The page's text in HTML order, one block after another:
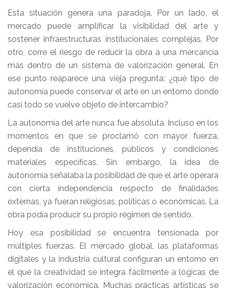
Esta situación genera una paradoja. Por un lado, el
mercado puede amplificar la visibilidad del arte y
sostener infraestructuras institucionales complejas. Por
otro, corre el riesgo de reducir la obra a una mercancía
más dentro de un sistema de valorización general. En
ese punto reaparece una vieja pregunta: ¿qué tipo de
autonomía puede conservar el arte en un entorno donde
casi todo se vuelve objeto de intercambio?
La autonomía del arte nunca fue absoluta. Incluso en los
momentos en que se proclamó con mayor fuerza,
dependía de instituciones, públicos y condiciones
materiales específicas. Sin embargo, la idea de
autonomía señalaba la posibilidad de que el arte operara
con cierta independencia respecto de finalidades
externas, ya fueran religiosas, políticas o económicas. La
obra podía producir su propio régimen de sentido.
Hoy esa posibilidad se encuentra tensionada por
múltiples fuerzas. El mercado global, las plataformas
digitales y la industria cultural configuran un entorno en
el que la creatividad se integra fácilmente a lógicas de
valorización económica. Muchas prácticas artísticas se